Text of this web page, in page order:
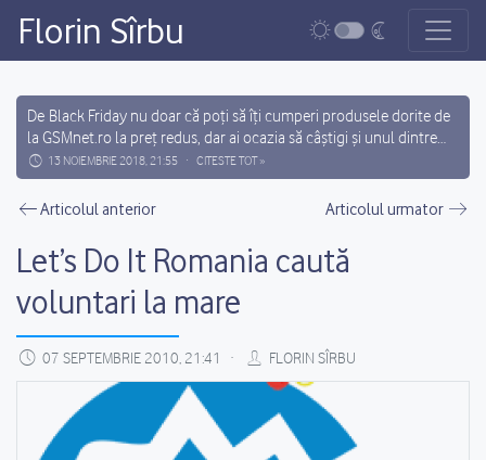
Main Navigation
Florin Sîrbu
De Black Friday nu doar că poți să îți cumperi produsele dorite de
la GSMnet.ro la preț redus, dar ai ocazia să câștigi și unul dintre
cele 12 premii cadou (3 x Handsfree Bluetooth Plantronics
Voyager, 4 x Carkit Bluetooth Parrot MINIKIT NEO 2 HD sau 5 x
Boxa Portabila Bluetooth Yamazoki...
13 NOIEMBRIE 2018, 21:55 CITESTE TOT »
Florin Sîrbu
Post navigation
Articolul anterior Articolul urmator
Let’s Do It Romania caută
voluntari la mare
07 SEPTEMBRIE 2010, 21:41 FLORIN SÎRBU